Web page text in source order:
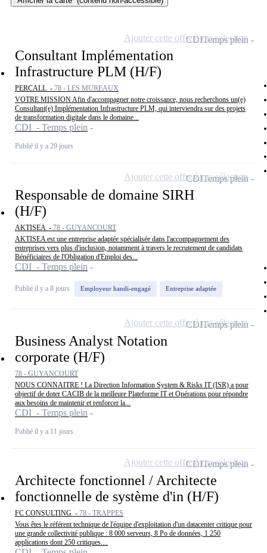
Consultant Implémentation
Infrastructure PLM (H/F)
PERCALL - 78 - LES MUREAUX
VOTRE MISSION Afin d'accompagner notre croissance, nous recherchons un(e)
Consultant(e) Implémentation Infrastructure PLM, qui interviendra sur des projets
de transformation digitale dans le domaine...
CDI - Temps plein
Publié il y a 29 jours
CDITemps plein
Ajouter cette offre à ma sélection
Responsable de domaine SIRH
(H/F)
AKTISEA - 78 - GUYANCOURT
AKTISEA est une entreprise adaptée spécialisée dans l'accompagnement des
entreprises vers plus d'inclusion, notamment à travers le recrutement de candidats
Bénéficiaires de l'Obligation d'Emploi des...
CDI - Temps plein
Publié il y a 8 jours Employeur handi-engagé Entreprise adaptée
CDITemps plein
Ajouter cette offre à ma sélection
Business Analyst Notation
corporate (H/F)
78 - GUYANCOURT
NOUS CONNAITRE ! La Direction Information System & Risks IT (ISR) a pour
objectif de doter CACIB de la meilleure Plateforme IT et Opérations pour répondre
aux besoins de maintenir et renforcer la...
CDI - Temps plein
Publié il y a 11 jours
CDITemps plein
Ajouter cette offre à ma sélection
Architecte fonctionnel / Architecte
fonctionnelle de système d'in (H/F)
FC CONSULTING - 78 - TRAPPES
Vous êtes le référent technique de l'équipe d'exploitation d'un datacenter critique pour
une grande collectivité publique : 8 000 serveurs, 8 Po de données, 1 250
applications dont 250 critiques....
CDITemps plein
Ajouter cette offre à ma sélection